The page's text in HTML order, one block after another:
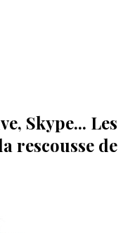
Skype... Les
rescousse de